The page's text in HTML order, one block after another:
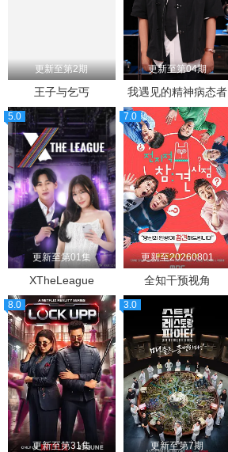
更新至第2期
王子与乞丐
更新至第04期
我遇见的精神病态者
5.0
更新至第01集
XTheLeague
7.0
更新至20260801
全知干预视角
8.0
更新至第31集
3.0
更新至第7期